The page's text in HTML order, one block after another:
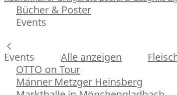
Bücher & Poster
Events
Events Alle anzeigen
OTTO on Tour
Männer Metzger Heinsberg